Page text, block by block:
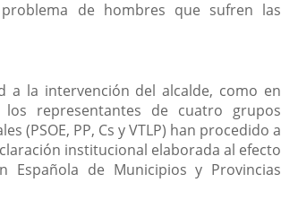
de hombres que sufren las
a la intervención del alcalde, como en
los representantes de cuatro grupos
(PSOE, PP, Cs y VTLP) han procedido a
institucional elaborada al efecto
Española de Municipios y Provincias